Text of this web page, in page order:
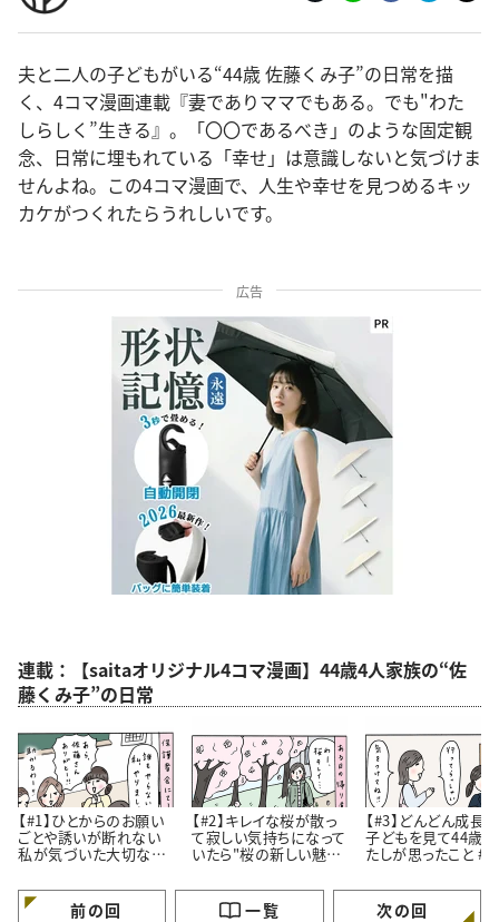
夫と二人の子どもがいる“44歳 佐藤くみ子”の日常を描
く、4コマ漫画連載『妻でありママでもある。でも"わた
しらしく”生きる』。「〇〇であるべき」のような固定観
念、日常に埋もれている「幸せ」は意識しないと気づけま
せんよね。この4コマ漫画で、人生や幸せを見つめるキッ
カケがつくれたらうれしいです。
広告
連載：【saitaオリジナル4コマ漫画】44歳4人家族の“佐
藤くみ子”の日常
【#1】ひとからのお願い
ごとや誘いが断れない
私が気づいた大切なこ
【#2】キレイな桜が散っ
て寂しい気持ちになって
いたら"桜の新しい魅
#4コマ漫画
【#3】どんどん成長
子どもを見て44歳
たしが思ったこと #4コ
前の回 一覧 次の回